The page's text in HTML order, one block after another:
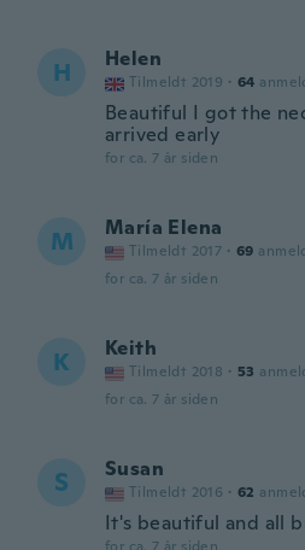
H Helen
Tilmeldt 2019 · 64
Beautiful I got the
arrived early
for ca. 7 år siden
M María Elena
Tilmeldt 2017 · 69
for ca. 7 år siden
K Keith
Tilmeldt 2018 · 53
for ca. 7 år siden
S Susan
Tilmeldt 2016 · 62
It's beautiful and all